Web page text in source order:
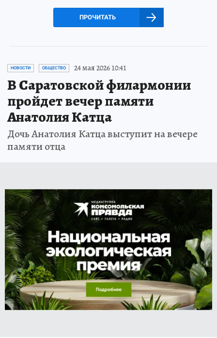
ПРОЧИТАТЬ
НОВОСТИ ОБЩЕСТВО 24 мая 2026 10:41
В Саратовской филармонии
пройдет вечер памяти
Анатолия Катца
Дочь Анатолия Катца выступит на вечере
памяти отца